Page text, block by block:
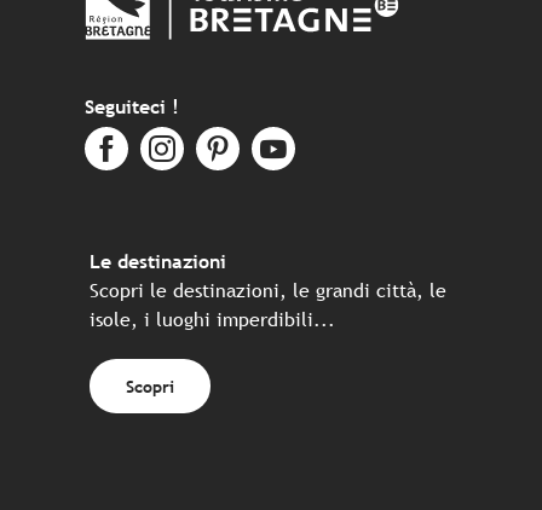
Seguiteci !
Le destinazioni
Scopri le destinazioni, le grandi città, le
isole, i luoghi imperdibili...
Scopri